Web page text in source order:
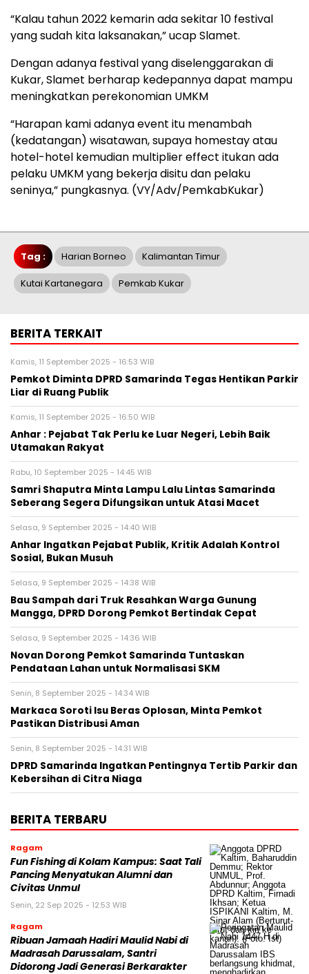
“Kalau tahun 2022 kemarin ada sekitar 10 festival
yang sudah kita laksanakan,” ucap Slamet.
Dengan adanya festival yang diselenggarakan di
Kukar, Slamet berharap kedepannya dapat mampu
meningkatkan perekonomian UMKM
“Harapan kami adanya event itu menambah
(kedatangan) wisatawan, supaya homestay atau
hotel-hotel kemudian multiplier effect itukan ada
pelaku UMKM yang bekerja disitu dan pelaku
seninya,” pungkasnya. (VY/Adv/PemkabKukar)
Tag : Harian Borneo Kalimantan Timur
Kutai Kartanegara Pemkab Kukar
BERITA TERKAIT
Kamis, 11 September 2025 - 16:53 WIB
Pemkot Diminta DPRD Samarinda Tegas Hentikan Parkir
Liar di Ruang Publik
Kamis, 11 September 2025 - 16:50 WIB
Anhar : Pejabat Tak Perlu ke Luar Negeri, Lebih Baik
Utamakan Rakyat
Rabu, 10 September 2025 - 14:45 WIB
Samri Shaputra Minta Lampu Lalu Lintas Samarinda
Seberang Segera Difungsikan untuk Atasi Macet
Selasa, 9 September 2025 - 14:40 WIB
Anhar Ingatkan Pejabat Publik, Kritik Adalah Kontrol
Sosial, Bukan Musuh
Selasa, 9 September 2025 - 14:38 WIB
Bau Sampah dari Truk Resahkan Warga Gunung
Mangga, DPRD Dorong Pemkot Bertindak Cepat
Selasa, 9 September 2025 - 14:36 WIB
Novan Dorong Pemkot Samarinda Tuntaskan
Pendataan Lahan untuk Normalisasi SKM
Senin, 8 September 2025 - 14:34 WIB
Markaca Soroti Isu Beras Oplosan, Minta Pemkot
Pastikan Distribusi Aman
Senin, 8 September 2025 - 14:31 WIB
DPRD Samarinda Ingatkan Pentingnya Tertib Parkir dan
Kebersihan di Citra Niaga
BERITA TERBARU
Ragam
Fun Fishing di Kolam Kampus: Saat Tali
Pancing Menyatukan Alumni dan
Civitas Unmul
Senin, 22 Sep 2025 - 12:53 WIB
Ragam
Ribuan Jamaah Hadiri Maulid Nabi di
Madrasah Darussalam, Santri
Didorong Jadi Generasi Berkarakter